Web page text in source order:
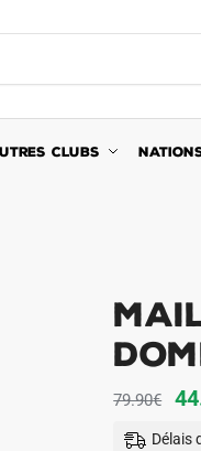
CLUBS
79.90€
Le
Délais